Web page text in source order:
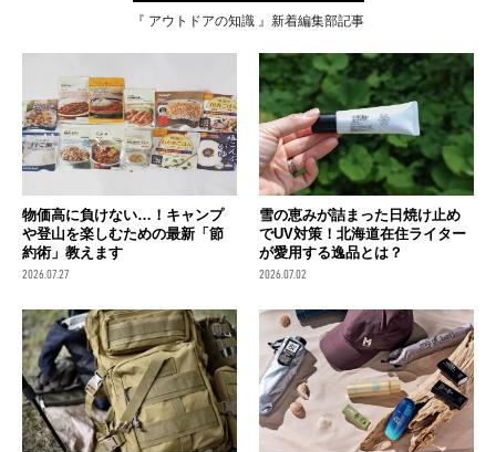
『 アウトドアの知識 』新着編集部記事
物価高に負けない…！キャンプ
や登山を楽しむための最新「節
約術」教えます
2026.07.27
雪の恵みが詰まった日焼け止め
でUV対策！北海道在住ライター
が愛用する逸品とは？
2026.07.02